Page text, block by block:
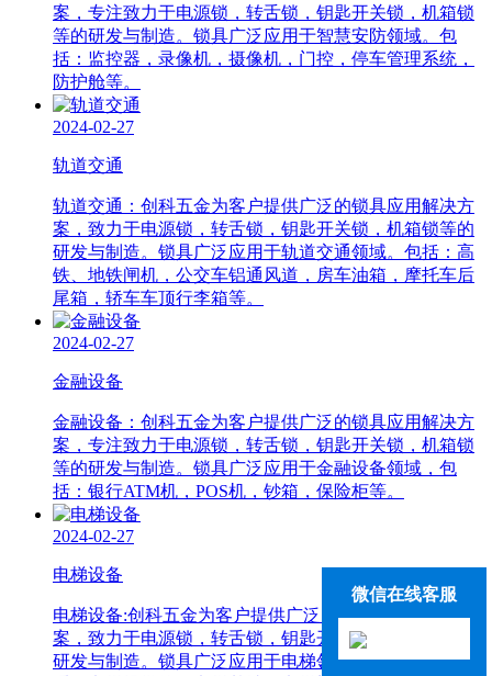
案，专注致力于电源锁，转舌锁，钥匙开关锁，机箱锁
等的研发与制造。锁具广泛应用于智慧安防领域。包
括：监控器，录像机，摄像机，门控，停车管理系统，
防护舱等。
2024-02-27
轨道交通
轨道交通：创科五金为客户提供广泛的锁具应用解决方
案，致力于电源锁，转舌锁，钥匙开关锁，机箱锁等的
研发与制造。锁具广泛应用于轨道交通领域。包括：高
铁、地铁闸机，公交车铝通风道，房车油箱，摩托车后
尾箱，轿车车顶行李箱等。
2024-02-27
金融设备
金融设备：创科五金为客户提供广泛的锁具应用解决方
案，专注致力于电源锁，转舌锁，钥匙开关锁，机箱锁
等的研发与制造。锁具广泛应用于金融设备领域，包
括：银行ATM机，POS机，钞箱，保险柜等。
2024-02-27
电梯设备
电梯设备:创科五金为客户提供广泛的锁具应用解决方
案，致力于电源锁，转舌锁，钥匙开关锁，机箱锁等的
研发与制造。锁具广泛应用于电梯领域。包括：电梯外
微信在线客服